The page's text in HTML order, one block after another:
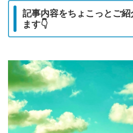
記事内容をちょこっとご
ます👇